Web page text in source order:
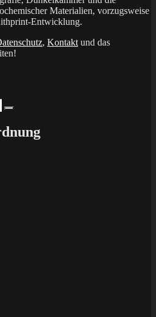
Materialien, vorzugsweise
Entwicklung.
, Kontakt und das